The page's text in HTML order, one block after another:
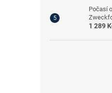
Počasí
1 289